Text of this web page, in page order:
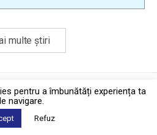
multe știri
·Contact
© Biziday
pentru a îmbunătăți experiența ta
navigare.
Refuz